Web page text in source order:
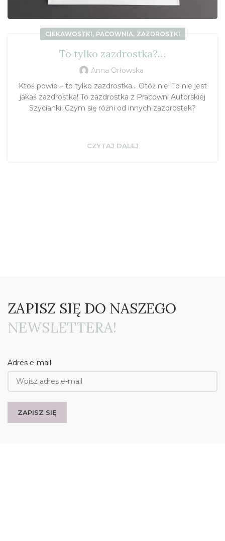
CIEKAWOSTKI, PACOWNIA, ZAZDROSTKI
To tylko zazdrostka?…
Anna Orłowska
Ktoś powie – to tylko zazdrostka… Otóż nie! To nie jest
jakaś zazdrostka! To zazdrostka z Pracowni Autorskiej
Szycianki! Czym się różni od innych zazdrostek?
CZYTAJ DALEJ
ZAPISZ SIĘ DO NASZEGO
NEWSLETTERA!
Adres e-mail